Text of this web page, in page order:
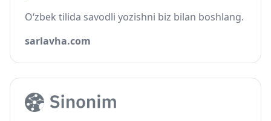
O‘zbek tilida savodli yozishni biz bilan boshlang.
sarlavha.com